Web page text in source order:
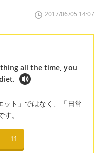
2017/06/05 14:07
all the time, you
ト」ではなく、「日常
。
11